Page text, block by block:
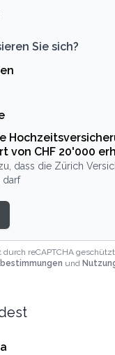
Sie sich?
von CHF 20'000
dass die Zürich
darf
durch reCAPTCHA
und